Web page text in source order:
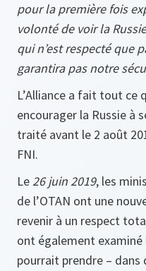
pour la première fois
volonté de voir la
qui n’est respecté que
garantira pas notre
L’Alliance a fait tout ce
encourager la Russie à
traité avant le 2 août
FNI.
Le26 juin 2019, les
de l’OTAN ont une
revenir à un respect
ont également examiné
pourrait prendre – dans